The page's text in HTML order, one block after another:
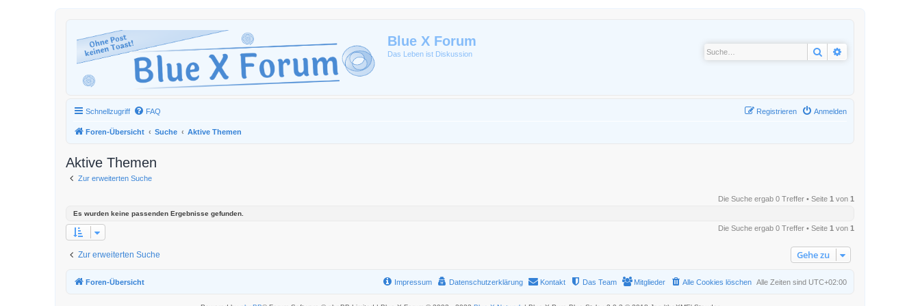
Blue X Forum
Das Leben ist Diskussion Suche
Schnellzugriff FAQ Anmelden
Registrieren
Foren-Übersicht Suche Aktive Themen
Aktive Themen
Zur erweiterten Suche
Die Suche ergab 0 Treffer • Seite 1 von 1
Es wurden keine passenden Ergebnisse gefunden.
Die Suche ergab 0 Treffer • Seite 1 von 1
Zur erweiterten Suche Gehe zu
Foren-Übersicht Alle Zeiten sind UTC+02:00
Alle Cookies löschen
Mitglieder
Das Team
Kontakt
Datenschutzerklärung
Impressum